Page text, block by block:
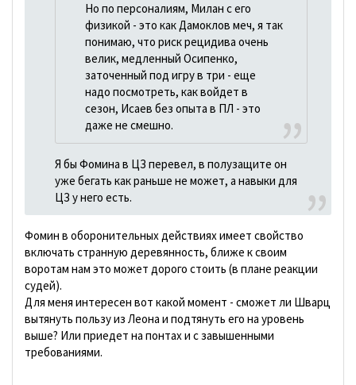
Но по персоналиям, Милан с его
физикой - это как Дамоклов меч, я так
понимаю, что риск рецидива очень
велик, медленный Осипенко,
заточенный под игру в три - еще
надо посмотреть, как войдет в
сезон, Исаев без опыта в ПЛ - это
даже не смешно.
Я бы Фомина в ЦЗ перевел, в полузащите он
уже бегать как раньше не может, а навыки для
ЦЗ у него есть.
Фомин в оборонительных действиях имеет свойство
включать странную деревянность, ближе к своим
воротам нам это может дорого стоить (в плане реакции
судей).
Для меня интересен вот какой момент - сможет ли Шварц
вытянуть пользу из Леона и подтянуть его на уровень
выше? Или приедет на понтах и с завышенными
требованиями.